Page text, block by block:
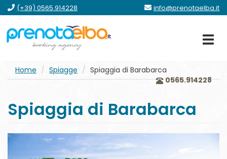
al
menu
al
contenuto
principale
al
form
al
footer
(+39) 0565.914228 info@prenotaelba.it
Home Spiagge
Spiaggia di Barabarca
0565.914228
Spiaggia di Barabarca